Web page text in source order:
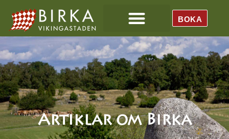
BOKA
Artiklar om Birka